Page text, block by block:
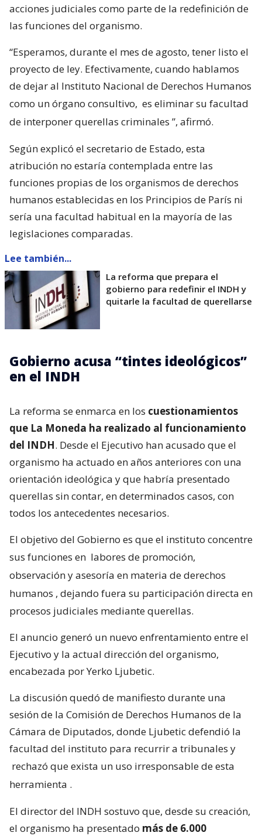
acciones judiciales como parte de la redefinición de
las funciones del organismo.
“Esperamos, durante el mes de agosto, tener listo el
proyecto de ley. Efectivamente, cuando hablamos
de dejar al Instituto Nacional de Derechos Humanos
como un órgano consultivo, es eliminar su facultad
de interponer querellas criminales ”, afirmó.
Según explicó el secretario de Estado, esta
atribución no estaría contemplada entre las
funciones propias de los organismos de derechos
humanos establecidas en los Principios de París ni
sería una facultad habitual en la mayoría de las
legislaciones comparadas.
Lee también...
La reforma que prepara el
gobierno para redefinir el INDH y
quitarle la facultad de querellarse
Gobierno acusa “tintes ideológicos”
en el INDH
La reforma se enmarca en los cuestionamientos
que La Moneda ha realizado al funcionamiento
del INDH. Desde el Ejecutivo han acusado que el
organismo ha actuado en años anteriores con una
orientación ideológica y que habría presentado
querellas sin contar, en determinados casos, con
todos los antecedentes necesarios.
El objetivo del Gobierno es que el instituto concentre
sus funciones en labores de promoción,
observación y asesoría en materia de derechos
humanos , dejando fuera su participación directa en
procesos judiciales mediante querellas.
El anuncio generó un nuevo enfrentamiento entre el
Ejecutivo y la actual dirección del organismo,
encabezada por Yerko Ljubetic.
La discusión quedó de manifiesto durante una
sesión de la Comisión de Derechos Humanos de la
Cámara de Diputados, donde Ljubetic defendió la
facultad del instituto para recurrir a tribunales y
rechazó que exista un uso irresponsable de esta
herramienta .
El director del INDH sostuvo que, desde su creación,
el organismo ha presentado más de 6.000